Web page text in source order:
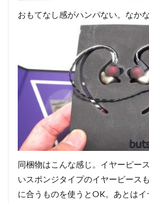
おもてなし感がハンパない。なか
同梱物はこんな感じ。イヤーピー
いスポンジタイプのイヤーピース
に合うものを使うとOK。あとは